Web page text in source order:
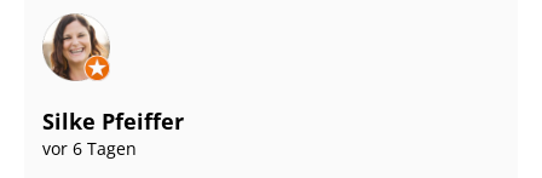
Silke Pfeiffer
vor 6 Tagen